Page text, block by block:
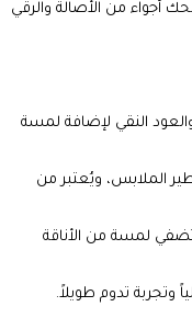
أجواء من الأصالة والرقي
النقي لإضافة لمسة
الملابس، ويُعتبر من
لمسة من الأناقة
وتجربة تدوم طويلاً.